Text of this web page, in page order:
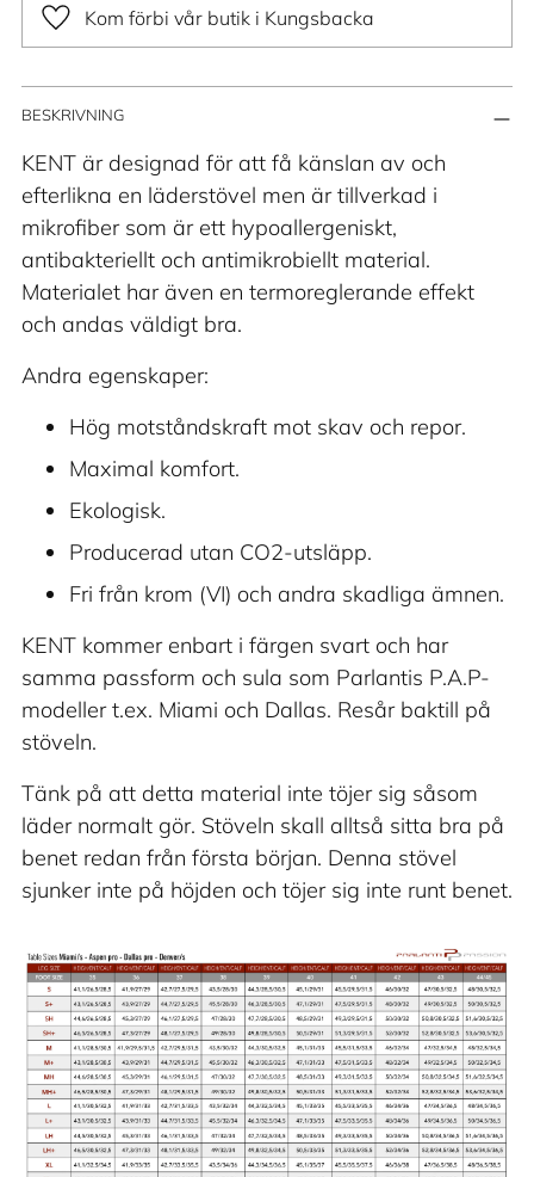
Kom förbi vår butik i Kungsbacka
Lägger
till
produkt
i
din
varukorg
BESKRIVNING
KENT är designad för att få känslan av och
efterlikna en läderstövel men är tillverkad i
mikrofiber som är ett hypoallergeniskt,
antibakteriellt och antimikrobiellt material.
Materialet har även en termoreglerande effekt
och andas väldigt bra.
Andra egenskaper:
Hög motståndskraft mot skav och repor.
Maximal komfort.
Ekologisk.
Producerad utan CO2-utsläpp.
Fri från krom (VI) och andra skadliga ämnen.
KENT kommer enbart i färgen svart och har
samma passform och sula som Parlantis P.A.P-
modeller t.ex. Miami och Dallas. Resår baktill på
stöveln.
Tänk på att detta material inte töjer sig såsom
läder normalt gör. Stöveln skall alltså sitta bra på
benet redan från första början. Denna stövel
sjunker inte på höjden och töjer sig inte runt benet.